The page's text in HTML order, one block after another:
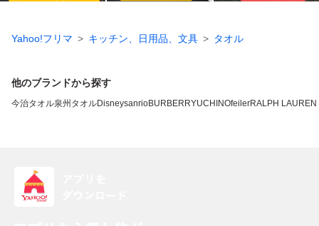
Yahoo!フリマ キッチン、日用品、文具 タオル
他のブランドから探す
今治タオル泉州タオルDisneysanrioBURBERRYUCHINOfeilerRALPH LAUREN